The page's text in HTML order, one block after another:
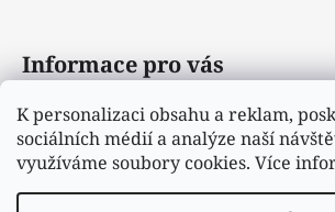
K personalizaci obsahu a reklam,
sociálních médií a analýze naší
využíváme soubory cookies. Více
Informace pro vás
Obchodní podmínky
Podmínky ochrany osobních údajů
Moje objednávka